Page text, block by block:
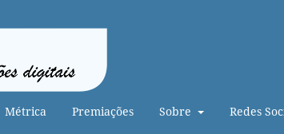
Métrica Premiações Sobre Redes